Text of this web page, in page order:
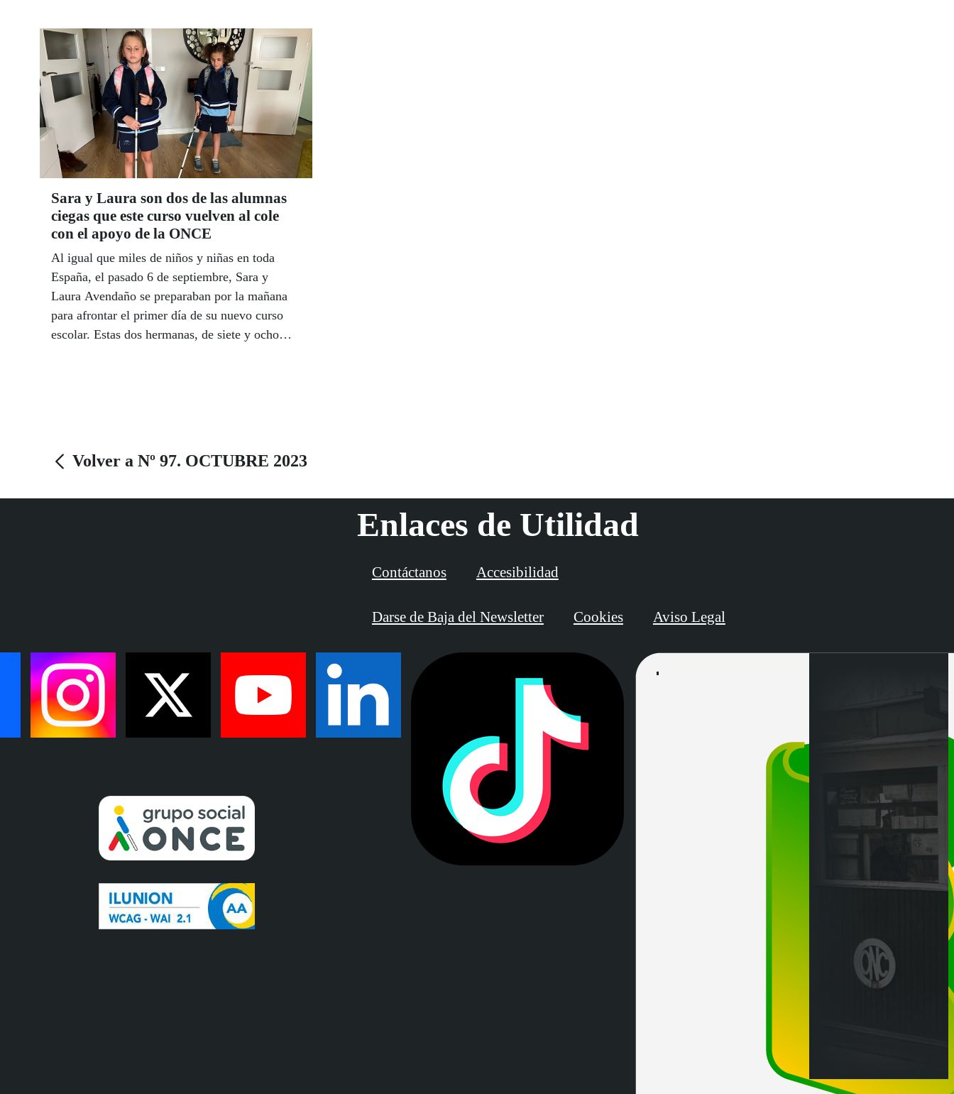
Sara y Laura son dos de las alumnas
ciegas que este curso vuelven al cole
con el apoyo de la ONCE
Al igual que miles de niños y niñas en toda
España, el pasado 6 de septiembre, Sara y
Laura Avendaño se preparaban por la mañana
para afrontar el primer día de su nuevo curso
escolar. Estas dos hermanas, de siete y ocho
Volver a Nº 97. OCTUBRE 2023
Enlaces de Utilidad
Contáctanos Accesibilidad
Darse de Baja del Newsletter Cookies Aviso Legal